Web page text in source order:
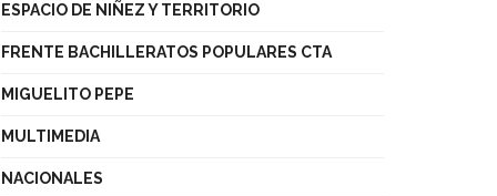
ESPACIO DE NIÑEZ Y TERRITORIO
FRENTE BACHILLERATOS POPULARES CTA
MIGUELITO PEPE
MULTIMEDIA
NACIONALES